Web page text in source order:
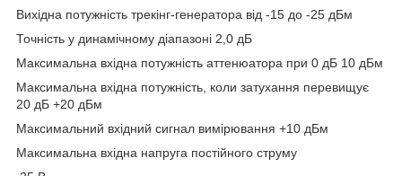
Вихідна потужність трекінг-генератора від -15 до -25 дБм
Точність у динамічному діапазоні 2,0 дБ
Максимальна вхідна потужність аттенюатора при 0 дБ 10 дБм
Максимальна вхідна потужність, коли затухання перевищує
20 дБ +20 дБм
Максимальний вхідний сигнал вимірювання +10 дБм
Максимальна вхідна напруга постійного струму